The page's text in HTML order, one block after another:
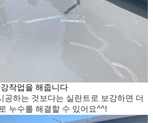
작업을 해줍니다
공하는 것보다는 실란트로 보강하면 더
누수를 해결할 수 있어요^^!